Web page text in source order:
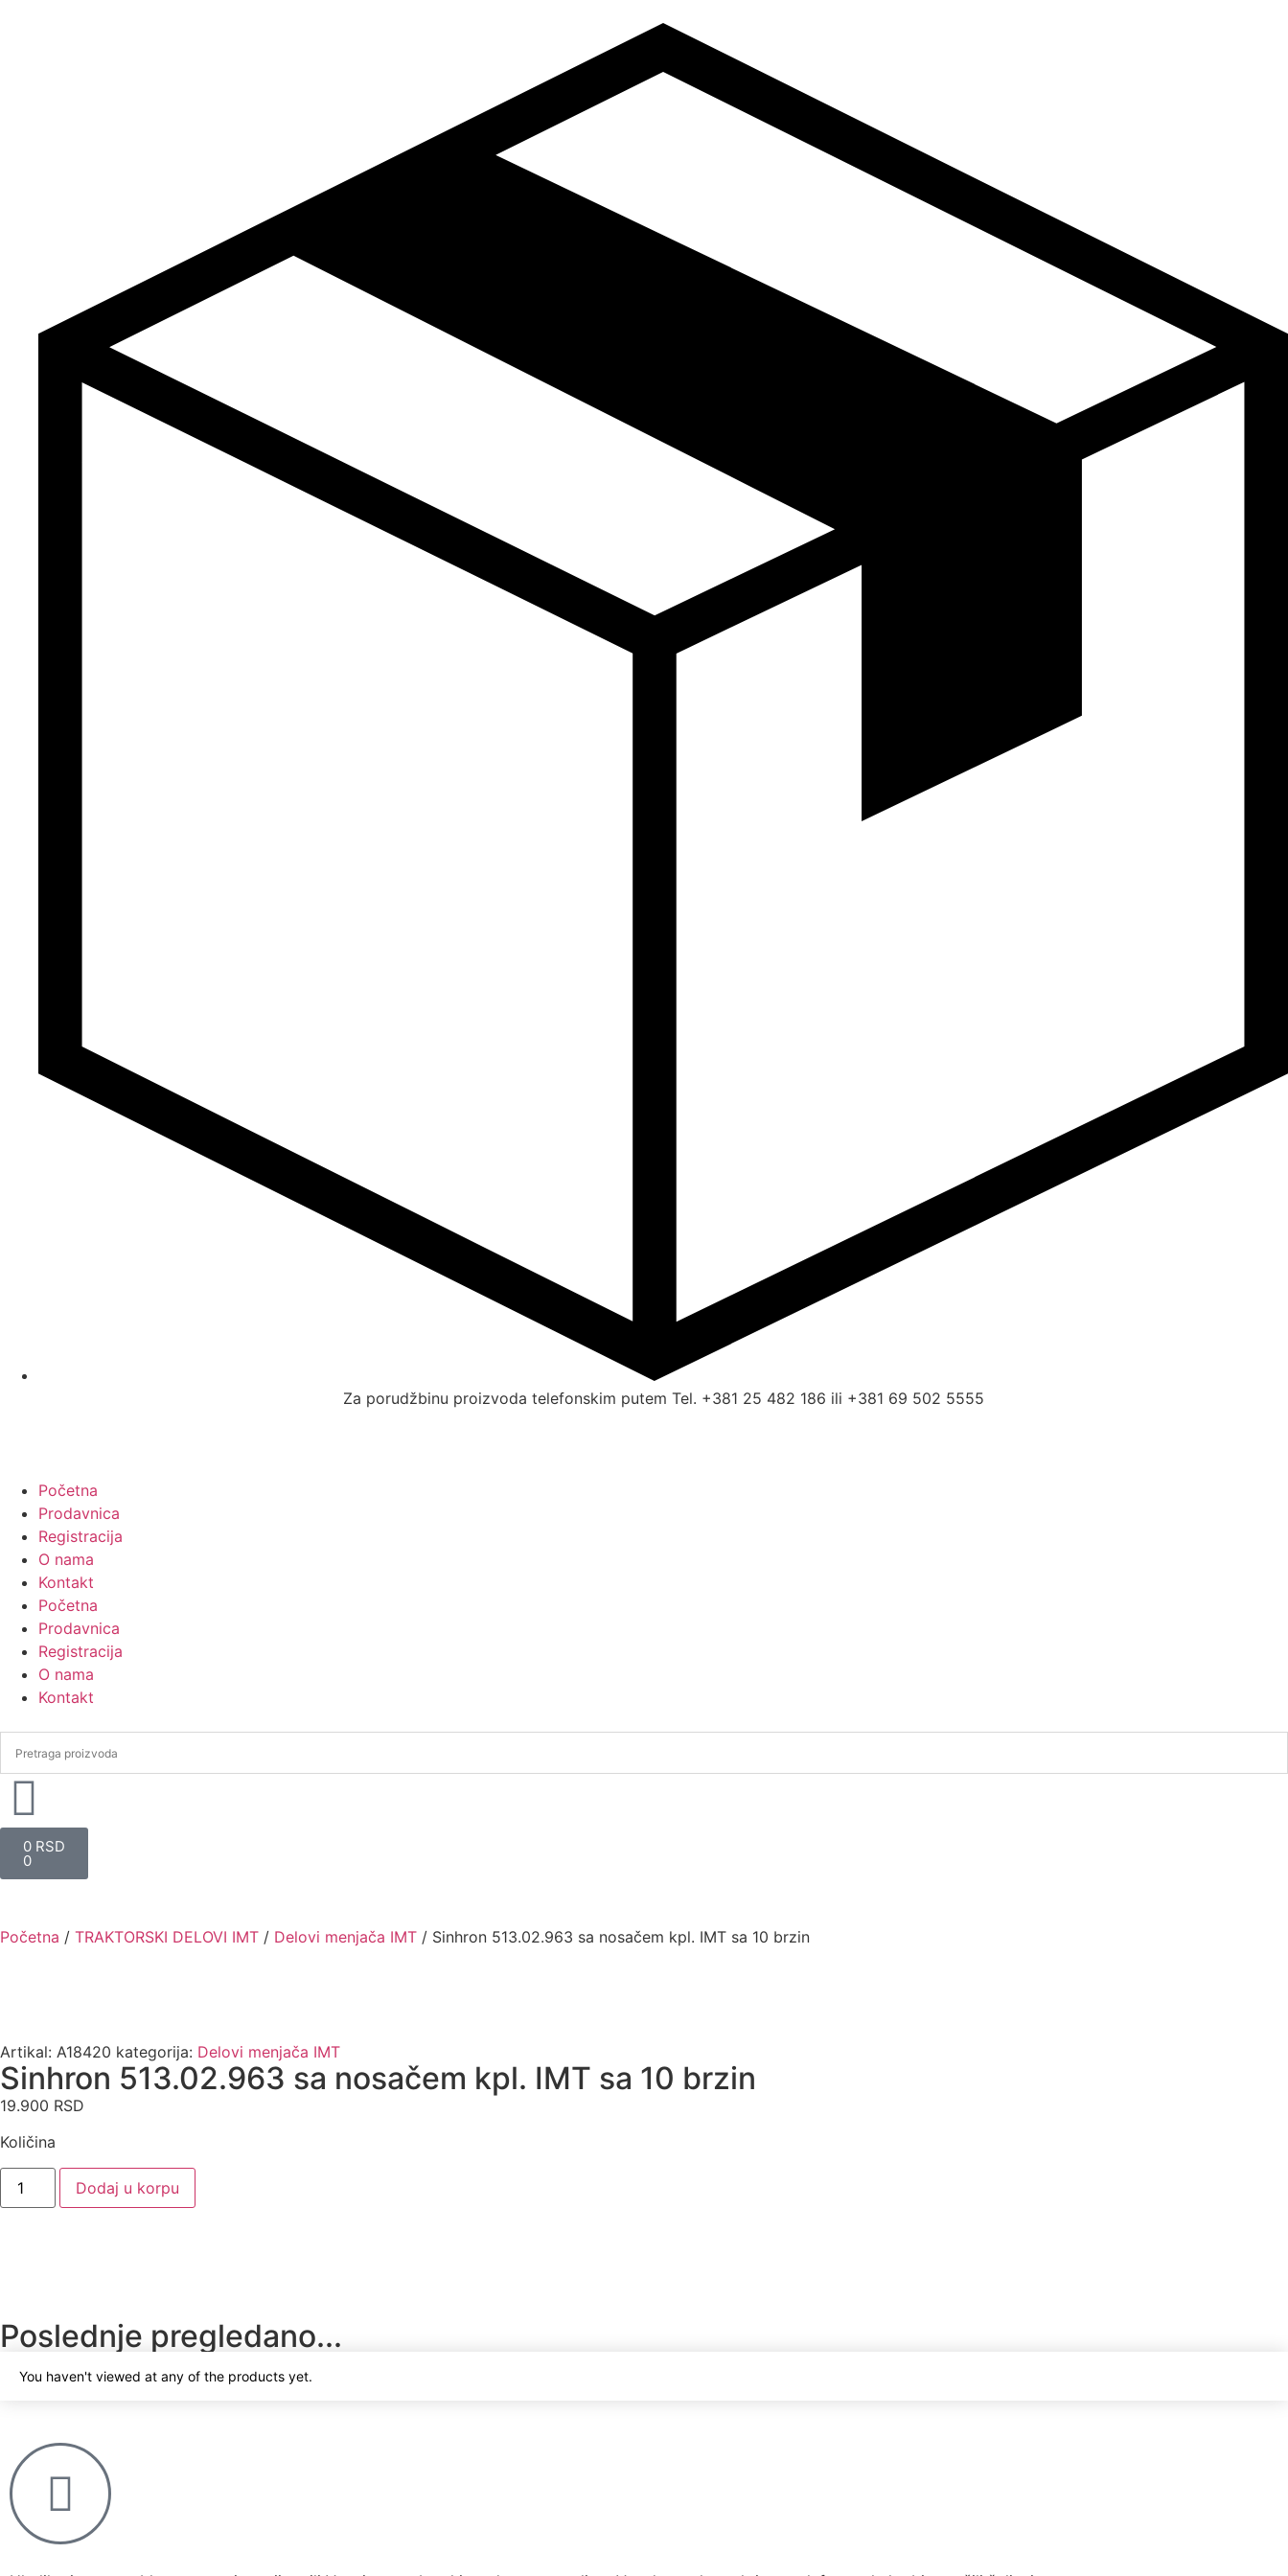
Za porudžbinu proizvoda telefonskim putem Tel. +381 25 482 186 ili +381 69 502 5555
Početna
Prodavnica
Registracija
O nama
Kontakt
Početna
Prodavnica
Registracija
O nama
Kontakt
0 RSD
0
Početna / TRAKTORSKI DELOVI IMT / Delovi menjača IMT / Sinhron 513.02.963 sa nosačem kpl. IMT sa 10 brzin
Artikal: A18420 kategorija: Delovi menjača IMT
Sinhron 513.02.963 sa nosačem kpl. IMT sa 10 brzin
19.900 RSD
Količina
Dodaj u korpu
Poslednje pregledano...
You haven't viewed at any of the products yet.